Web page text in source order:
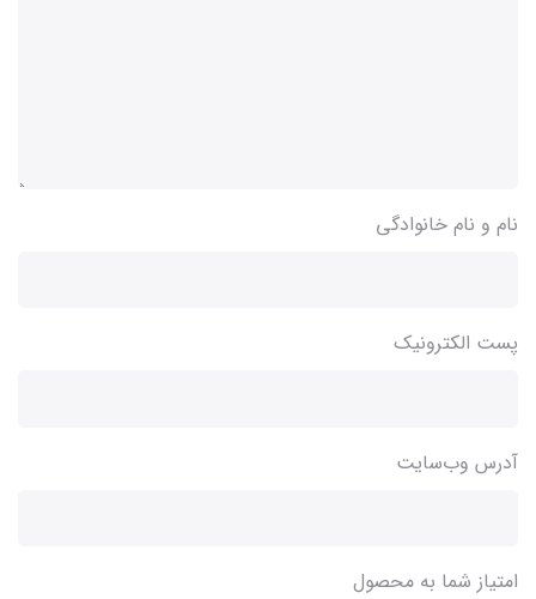
نام و نام خانوادگی
پست الکترونیک
آدرس وب‌سایت
امتیاز شما به محصول